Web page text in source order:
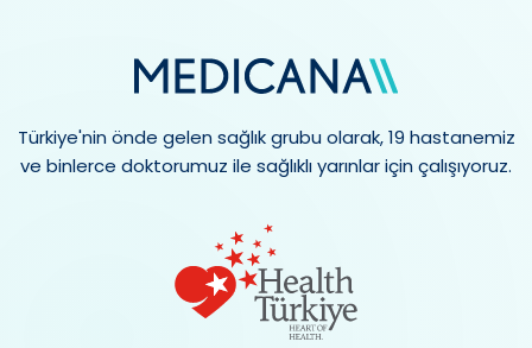
Türkiye'nin önde gelen sağlık grubu olarak, 19 hastanemiz
ve binlerce doktorumuz ile sağlıklı yarınlar için çalışıyoruz.